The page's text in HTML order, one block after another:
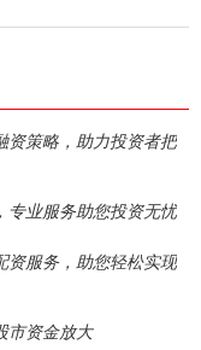
资策略，助力投资者把
专业服务助您投资无忧
资服务，助您轻松实现
市资金放大